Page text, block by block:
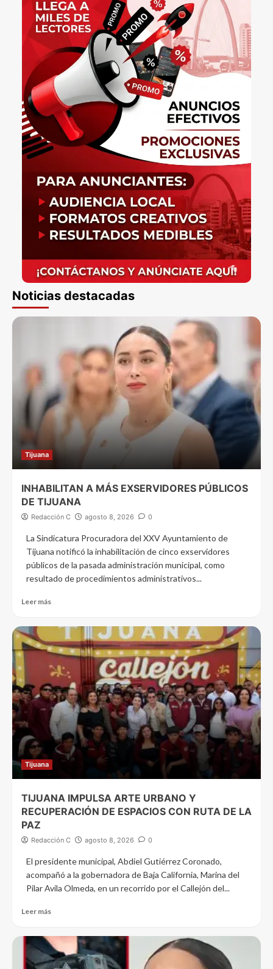
Noticias destacadas
Tijuana
INHABILITAN A MÁS EXSERVIDORES PÚBLICOS
DE TIJUANA
Redacción C agosto 8, 2026 0
La Sindicatura Procuradora del XXV Ayuntamiento de
Tijuana notificó la inhabilitación de cinco exservidores
públicos de la pasada administración municipal, como
resultado de procedimientos administrativos...
Leer más
Tijuana
TIJUANA IMPULSA ARTE URBANO Y
RECUPERACIÓN DE ESPACIOS CON RUTA DE LA
PAZ
Redacción C agosto 8, 2026 0
El presidente municipal, Abdiel Gutiérrez Coronado,
acompañó a la gobernadora de Baja California, Marina del
Pilar Avila Olmeda, en un recorrido por el Callejón del...
Leer más